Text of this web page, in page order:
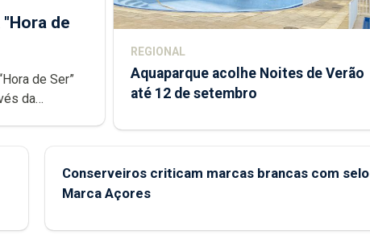
de
de Ser”
da
REGIONAL
Aquaparque acolhe Noites de Verão
até 12 de setembro
Conserveiros criticam marcas brancas com selo
Marca Açores